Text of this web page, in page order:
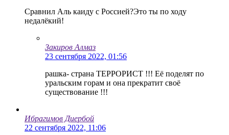
Сравнил Аль каиду с Россией?Это ты по ходу
недалёкий!
Закиров Алмаз
23 сентября 2022, 01:56
рашка- страна ТЕРРОРИСТ !!! Её поделят по
уральским горам и она прекратит своё
существование !!!
Ибрагимов Диербой
22 сентября 2022, 11:06